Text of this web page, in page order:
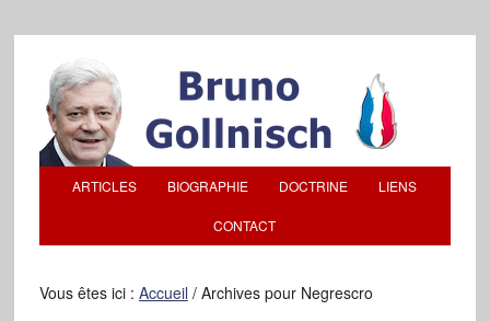
ARTICLES BIOGRAPHIE DOCTRINE LIENS
CONTACT
Vous êtes ici : Accueil /Archives pour Negrescro